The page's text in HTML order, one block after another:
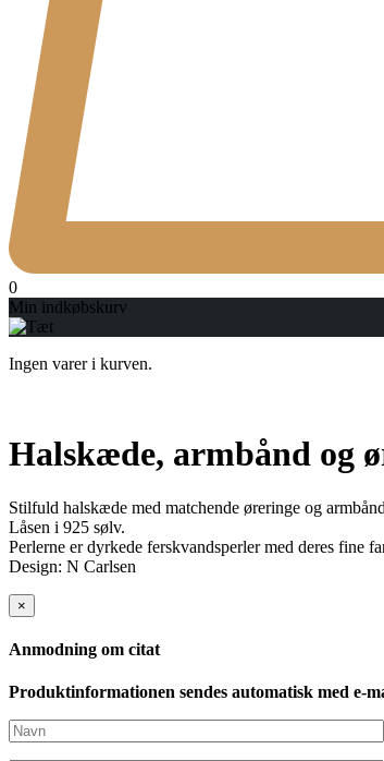
0
Min indkøbskurv
Ingen varer i kurven.
Halskæde, armbånd og
Stilfuld halskæde med matchende øreringe og
Låsen i 925 sølv.
Perlerne er dyrkede ferskvandsperler med deres fine
Design: N Carlsen
×
Anmodning om citat
Produktinformationen sendes automatisk med e-